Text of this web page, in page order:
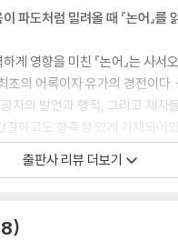
을 삼가다
다
각한다
대우를 한다
나 그의 죄가 아니다
고 얻고 나면 잃을까 근심한다
고 나면 잃을까 근심한다
하고 말 한마디에 나라를 잃는다
파도처럼 밀려올 때 『논어』를
게 영향을 미친 『논어』는 사
초의 어록이자 유가의 경전이다
자의 발언과 행적, 그리고 제자
결하고도 함축성 있게 기재되어
록한 책으로 한 사람의 저자가
니라, 공자의 생애 전체에 걸친 언
즐겁지 아니한가??남이 알아주
출판사 리뷰 더보기